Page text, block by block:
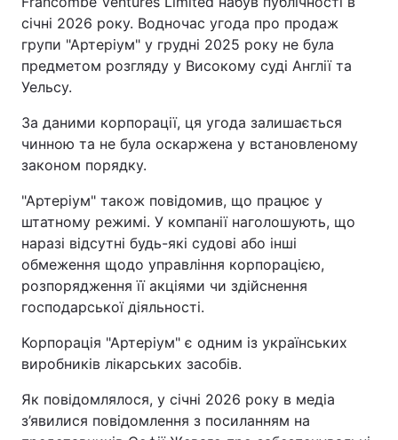
січні 2026 року. Водночас угода про продаж
групи "Артеріум" у грудні 2025 року не була
предметом розгляду у Високому суді Англії та
Уельсу.
За даними корпорації, ця угода залишається
чинною та не була оскаржена у встановленому
законом порядку.
"Артеріум" також повідомив, що працює у
штатному режимі. У компанії наголошують, що
наразі відсутні будь-які судові або інші
обмеження щодо управління корпорацією,
розпорядження її акціями чи здійснення
господарської діяльності.
Корпорація "Артеріум" є одним із українських
виробників лікарських засобів.
Як повідомлялося, у січні 2026 року в медіа
з’явилися повідомлення з посиланням на